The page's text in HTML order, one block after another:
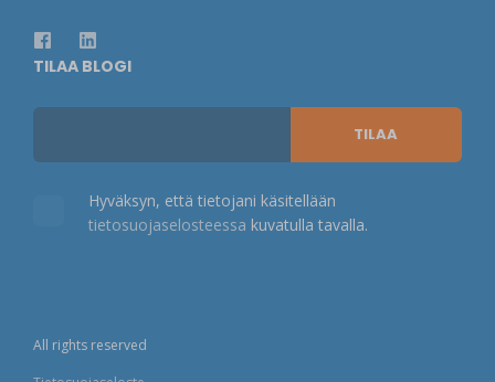
TILAA BLOGI
Hyväksyn, että tietojani käsitellään
tietosuojaselosteessa kuvatulla tavalla.
All rights reserved